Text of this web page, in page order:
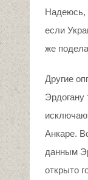
Надеюсь,
если
же
Другие
Эрдогану
Анкаре.
данным
открыто